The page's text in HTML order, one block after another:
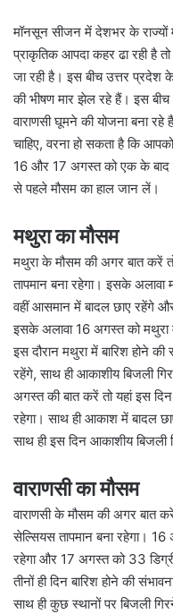
मॉनसून सीजन में देशभर के राज्यों
प्राकृतिक आपदा कहर ढा रही है
जा रही है। इस बीच उत्तर
की भीषण मार झेल रहे हैं। इस
वाराणसी घूमने की योजना बना
चाहिए, वरना हो सकता है कि
16 और 17 अगस्त को एक के बाद
से पहले मौसम का हाल जान लें।
मथुरा का मौसम
मथुरा के मौसम की अगर बात करें
तापमान बना रहेगा। इसके अलावा
वहीं आसमान में बादल छाए रहेंगे और
इसके अलावा 16 अगस्त को मथुरा
इस दौरान मथुरा में बारिश होने
रहेंगे, साथ ही आकाशीय बिजली
अगस्त की बात करें तो यहां इस
रहेगा। साथ ही आकाश में बादल
साथ ही इस दिन आकाशीय बिजली
वाराणसी का मौसम
वाराणसी के मौसम की अगर बात
सेल्सियस तापमान बना रहेगा।
रहेगा और 17 अगस्त को 33
तीनों ही दिन बारिश होने की
साथ ही कुछ स्थानों पर बिजली